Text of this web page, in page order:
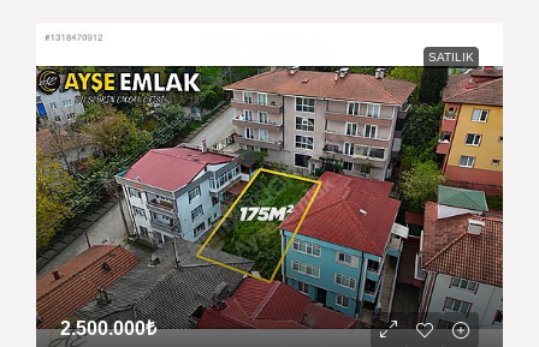
SATILIK
2.500.000₺